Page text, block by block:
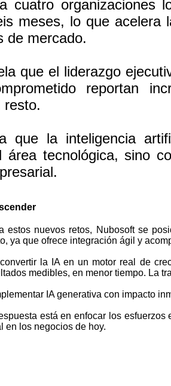
cuatro organizaciones
meses, lo que acelera
de mercado.
que el liderazgo
reportan
resto.
que la inteligencia
área tecnológica, sino
estos nuevos retos, Nubosoft se
ya que ofrece integración ágil y
la IA en un motor real de
medibles, en menor tiempo. La
IA generativa con impacto
está en enfocar los
en los negocios de hoy.